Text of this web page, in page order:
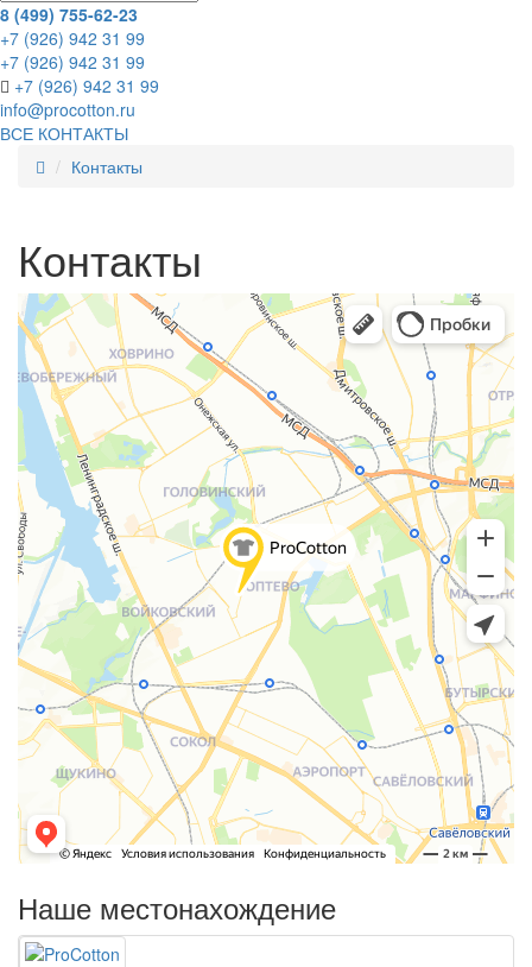
8 (499) 755-62-23
+7 (926) 942 31 99
+7 (926) 942 31 99
+7 (926) 942 31 99
info@procotton.ru
ВСЕ КОНТАКТЫ
Контакты
Контакты
Наше местонахождение